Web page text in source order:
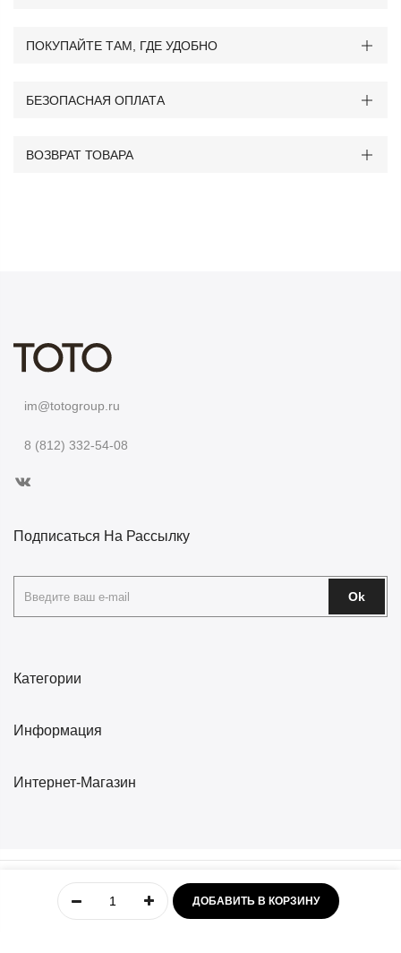
ПОКУПАЙТЕ ТАМ, ГДЕ УДОБНО
БЕЗОПАСНАЯ ОПЛАТА
ВОЗВРАТ ТОВАРА
im@totogroup.ru
8 (812) 332-54-08
Категории
Информация
Интернет-Магазин
Подписаться На Рассылку
Ok
Магазины Контакты
Учётная
Меню Избранное
ДОБАВИТЬ В КОРЗИНУ